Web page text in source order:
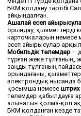
БКМ қолдану тәртібі
айқындалған.
Ақшалай есеп
орындау, қызметтерді
карточкаларын немесе
есеп айырысулар
Мобильдік төлемдер –
тұрған жеке тұлғаның,
заңды тұлғаның
орындағаны,
электрондық нысанда
қосымша немесе штрих
төлемдер қабылдауға
алынатын қолма-қол
БКМ қолданған кезде